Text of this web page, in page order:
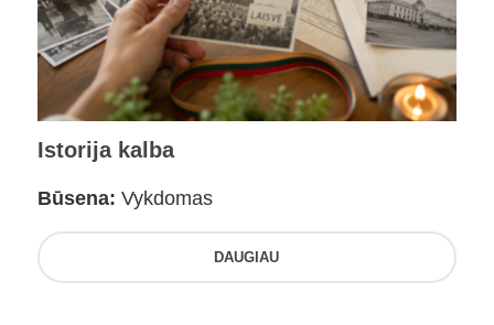
Istorija kalba
Būsena: Vykdomas
DAUGIAU